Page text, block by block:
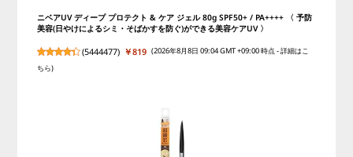
ニベアUV ディープ プロテクト & ケア ジェル 80g SPF50+ / PA++++ 〈 予防
美容(日やけによるシミ・そばかすを防ぐ)ができる美容ケアUV 〉
(5444477) ￥819 (2026年8月8日 09:04 GMT +09:00 時点 -詳細はこ
ちら)